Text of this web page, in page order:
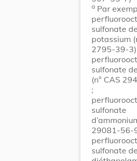
a Par
sulfonate de
potassium
2795-39-
sulfonate
(n° CAS
;
sulfonate
29081-56-
sulfonate de